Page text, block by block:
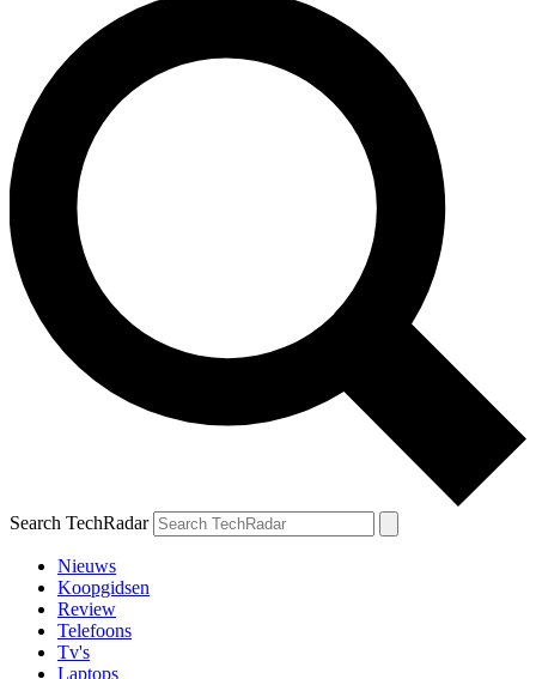
Search TechRadar
Nieuws
Koopgidsen
Review
Telefoons
Tv's
Laptops